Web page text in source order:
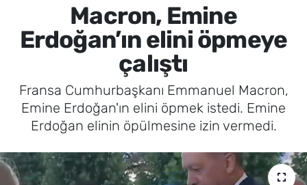
Macron, Emine
Erdoğan’ın elini öpmeye
çalıştı
Fransa Cumhurbaşkanı Emmanuel Macron,
Emine Erdoğan'ın elini öpmek istedi. Emine
Erdoğan elinin öpülmesine izin vermedi.